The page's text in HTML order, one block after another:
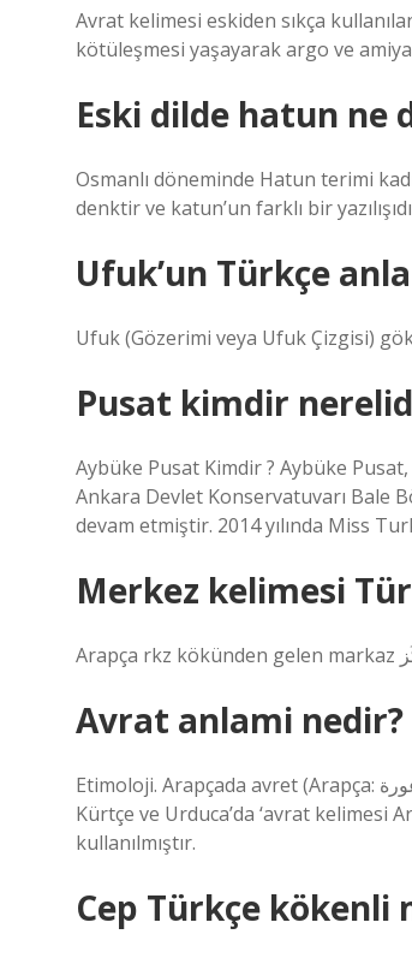
Avrat kelimesi eskiden sıkça
kötüleşmesi yaşayarak argo ve
Eski dilde hatun ne
Osmanlı döneminde Hatun terimi
denktir ve katun’un farklı bir
Ufuk’un Türkçe
Ufuk (Gözerimi veya Ufuk Çizgisi)
Pusat kimdir
Aybüke Pusat Kimdir ? Aybüke
Ankara Devlet Konservatuvarı Bale
devam etmiştir. 2014 yılında Miss
Merkez kelimesi
Avrat anlami nedir?
Etimoloji. Arapçada avret (Arapça: عورة ) genellikle “çıplaklık” anlamına gelen ‘-wr kökünden türemiştir. Farsça,
Kürtçe ve Urduca’da ‘avrat kelimesi
kullanılmıştır.
Cep Türkçe kökenli